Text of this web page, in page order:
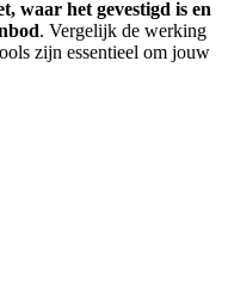
waar het gevestigd is en
. Vergelijk de werking
zijn essentieel om jouw